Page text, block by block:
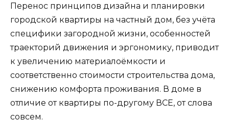
Перенос принципов дизайна и планировки
городской квартиры на частный дом, без учёта
специфики загородной жизни, особенностей
траекторий движения и эргономику, приводит
к увеличению материалоёмкости и
соответственно стоимости строительства дома,
снижению комфорта проживания. В доме в
отличие от квартиры по-другому ВСЕ, от слова
совсем.